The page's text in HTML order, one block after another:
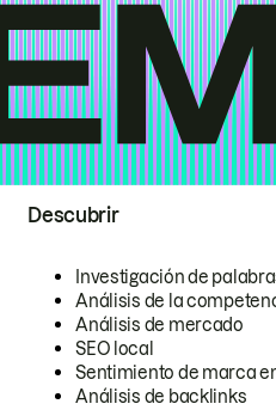
Descubrir
Investigación de
Análisis de la
Análisis de mercado
SEO local
Sentimiento de marca
Análisis de backlinks